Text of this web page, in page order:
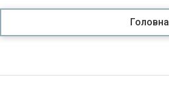
Головна